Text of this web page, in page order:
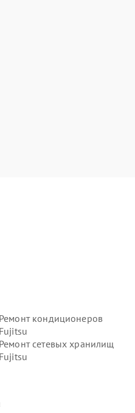
Ремонт кондиционеров
Fujitsu
Ремонт сетевых хранилищ
Fujitsu